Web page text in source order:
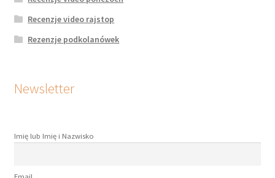
Recenzje video rajstop
Rezenzje podkolanówek
Newsletter
Imię lub Imię i Nazwisko